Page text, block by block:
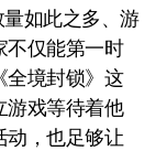
如此之多、游
不仅能第一时
全境封锁》这
游戏等待着他
动，也足够让